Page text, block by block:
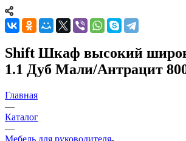
Shift Шкаф высокий
1.1 Дуб Мали/Антрацит
Главная
—
Каталог
—
Мебель для руководителя